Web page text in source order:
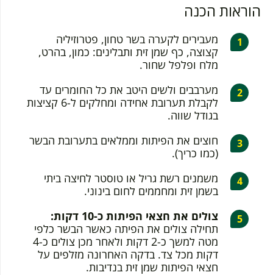
הוראות הכנה
מעבירים לקערה בשר טחון, פטרוזיליה
קצוצה, כף שמן זית ותבלינים: כמון, בהרט,
מלח ופלפל שחור.
מערבבים ולשים היטב את כל החומרים עד
לקבלת תערובת אחידה ומחלקים ל-6 קציצות
בגודל שווה.
חוצים את הפיתות וממלאים בתערובת הבשר
(כמו כריך).
משמנים רשת גריל או טוסטר לחיצה ביתי
בשמן זית ומחממים לחום בינוני.
צולים את חצאי הפיתות כ-10 דקות:
תחילה צולים את הפיתה כאשר הבשר כלפי
מטה למשך כ-2 דקות ולאחר מכן צולים כ-4
דקות מכל צד. בדקה האחרונה מזלפים על
חצאי הפיתות שמן זית בנדיבות.